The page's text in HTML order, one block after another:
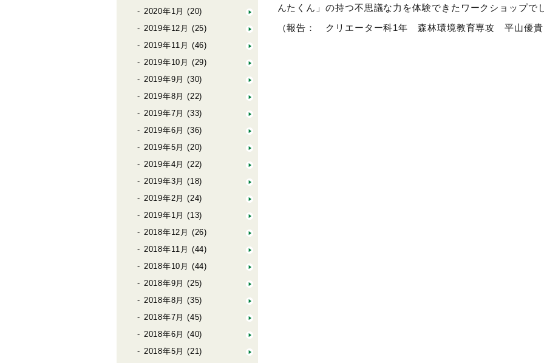
2020年1月 (20)
2019年12月 (25)
2019年11月 (46)
2019年10月 (29)
2019年9月 (30)
2019年8月 (22)
2019年7月 (33)
2019年6月 (36)
2019年5月 (20)
2019年4月 (22)
2019年3月 (18)
2019年2月 (24)
2019年1月 (13)
2018年12月 (26)
2018年11月 (44)
2018年10月 (44)
2018年9月 (25)
2018年8月 (35)
2018年7月 (45)
2018年6月 (40)
2018年5月 (21)
んたくん」の持つ不思議な力を体験できたワークショップで
（報告： クリエーター科1年 森林環境教育専攻 平山優貴